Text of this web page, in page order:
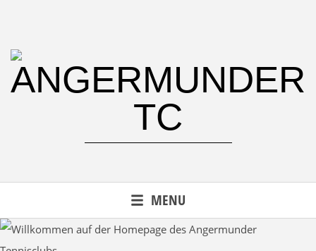
MENU